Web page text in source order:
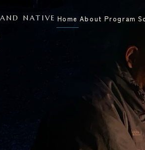
NATIVE Home About Program